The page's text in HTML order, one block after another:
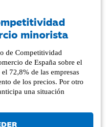
minorista
de Competitividad
de España sobre el
72,8% de las empresas
de los precios. Por otro
una situación